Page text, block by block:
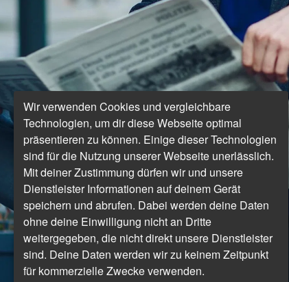
Wir verwenden Cookies und vergleichbare
Technologien, um dir diese Webseite optimal
präsentieren zu können. Einige dieser Technologien
sind für die Nutzung unserer Webseite unerlässlich.
Mit deiner Zustimmung dürfen wir und unsere
Dienstleister Informationen auf deinem Gerät
speichern und abrufen. Dabei werden deine Daten
ohne deine Einwilligung nicht an Dritte
weitergegeben, die nicht direkt unsere Dienstleister
sind. Deine Daten werden wir zu keinem Zeitpunkt
für kommerzielle Zwecke verwenden.